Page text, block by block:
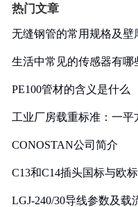
热门文章
无缝钢管的常用规格及壁
生活中常见的传感器有哪
PE100管材的含义是什么
工业厂房载重标准：一
CONOSTAN公司简介
C13和C14插头国标与欧
LGJ-240/30导线参数及载